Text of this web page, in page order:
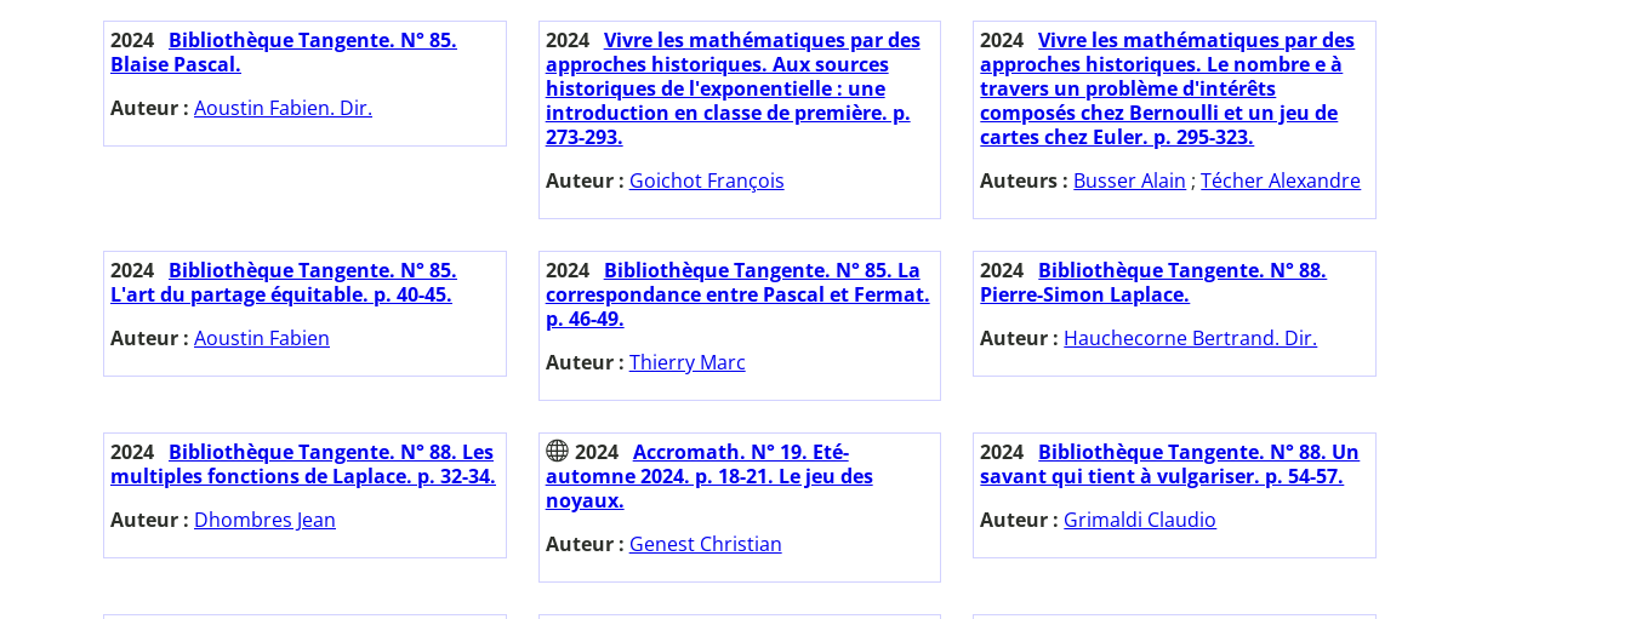
2024 Bibliothèque Tangente. N° 85.
Blaise Pascal.
Auteur : Aoustin Fabien. Dir.
2024 Vivre les mathématiques par des
approches historiques. Aux sources
historiques de l'exponentielle : une
introduction en classe de première. p.
273-293.
Auteur : Goichot François
2024 Vivre les mathématiques par des
approches historiques. Le nombre e à
travers un problème d'intérêts
composés chez Bernoulli et un jeu de
cartes chez Euler. p. 295-323.
Auteurs : Busser Alain ;Técher Alexandre
2024 Bibliothèque Tangente. N° 85.
L'art du partage équitable. p. 40-45.
Auteur : Aoustin Fabien
2024
Bibliothèque Tangente. N° 85. La
correspondance entre Pascal et Fermat.
p. 46-49.
Auteur : Thierry Marc
2024 Bibliothèque Tangente. N° 88.
Pierre-Simon Laplace.
Auteur : Hauchecorne Bertrand. Dir.
2024 Bibliothèque Tangente. N° 88. Les
multiples fonctions de Laplace. p. 32-34.
Auteur : Dhombres Jean
2024 Accromath. N° 19. Eté-
automne 2024. p. 18-21. Le jeu des
noyaux.
Auteur : Genest Christian
2024 Bibliothèque Tangente. N° 88. Un
savant qui tient à vulgariser. p. 54-57.
Auteur : Grimaldi Claudio